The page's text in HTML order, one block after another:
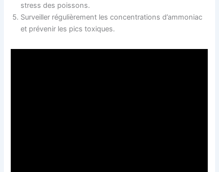
stress des poissons.
Surveiller régulièrement les concentrations d’ammoniac
et prévenir les pics toxiques.